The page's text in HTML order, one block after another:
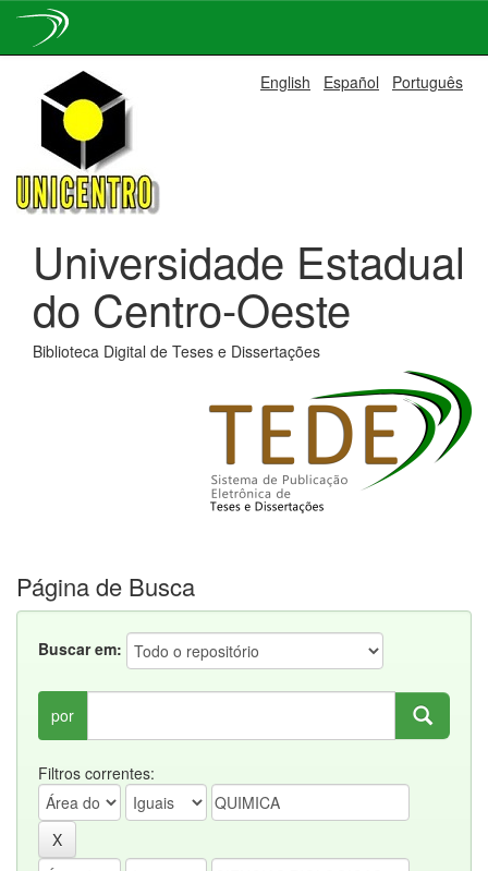
navigation
English Español Português
Universidade Estadual
do Centro-Oeste
Biblioteca Digital de Teses e Dissertações
Página de Busca
Buscar em:
por
Filtros correntes: